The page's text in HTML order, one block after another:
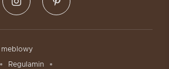
meblowy
Regulamin